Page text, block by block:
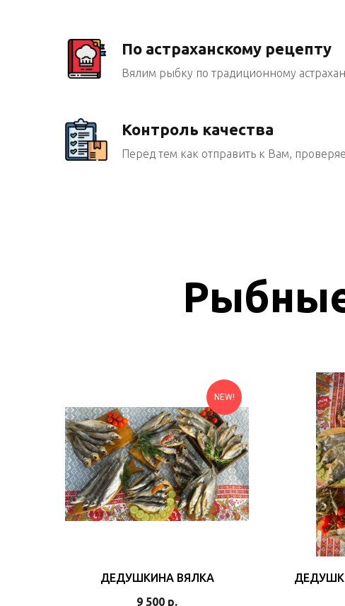
По астраханскому рецепту
Вялим рыбку по традиционному
Контроль качества
Перед тем как отправить к Вам,
NEW!
ДЕДУШКИНА ВЯЛКА
9 500 р.